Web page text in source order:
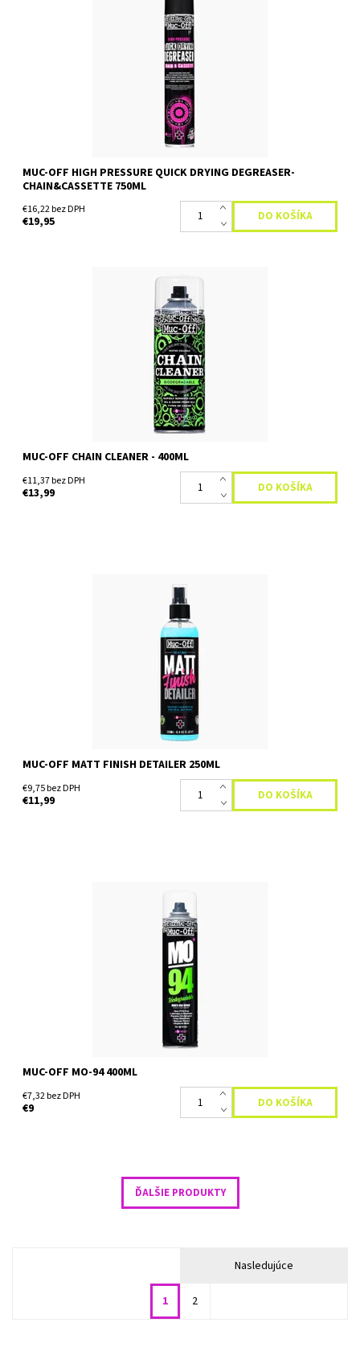
Udržujte svoju reťaz a kazetu čistejšiu ako kedykoľvek predtým
s naším pokročilým vysokotlakovým rýchloschnúcim
odmasťovačom. Ľahko odstraňuje usadeniny oleja, mastnoty a
MUC-OFF HIGH PRESSURE QUICK DRYING DEGREASER-
CHAIN&CASSETTE 750ML
€16,22 bez DPH
€19,95
Muc-Off Bio Chain Cleaner 400ml vysokoúčinný biologicky
rozložitelný čistič reťaze Muc-Off bol špeciálne vyvinutý na
rýchle a bezpečné odstránenie silnej špiny z reťaze...
MUC-OFF CHAIN CLEANER - 400ML
€11,37 bez DPH
€13,99
Prípravok na dočistenie a ochranu matných povrchov Matt Finish
Detailer bol špeciálne vyvinutý pre saténové matné farby, matné
povrchové úpravy a matné vinylové zábaly....
MUC-OFF MATT FINISH DETAILER 250ML
€9,75 bez DPH
€11,99
Viacúčelový zázračný sprej Hľadáte všestranný zázračný sprej?
Ďalej nehľadaj! Muc-Off MO-94 pokrýva všetky základy s
neuveriteľným zložením, ktoré rýchlo a efektívne...
MUC-OFF MO-94 400ML
€7,32 bez DPH
€9
ĎALŠIE PRODUKTY
Nasledujúce
1 2